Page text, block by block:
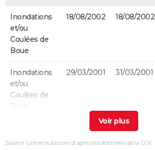
Inondations
et/ou
Coulées de
Boue
18/08/2002 18/08/2002
Inondations
et/ou
Coulées de
Boue
29/03/2001 31/03/2001
et/ou
25/12/1999 29/12/1999
Source : Linternaute.com d'après les données de la CCR